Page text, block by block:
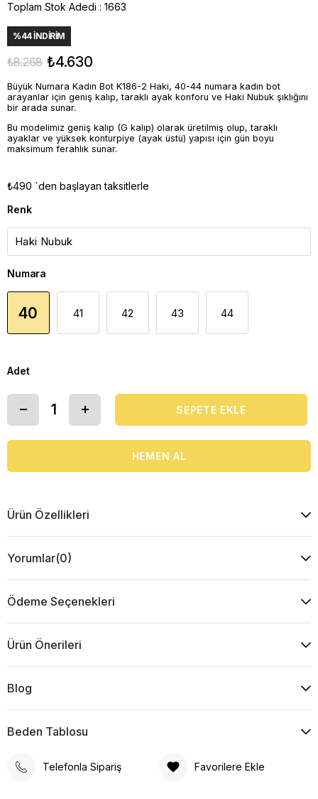
Toplam Stok Adedi : 1663
%44İNDIRIM
₺8.268 ₺4.630
Büyük Numara Kadın Bot K186-2 Haki, 40-44 numara kadın bot
arayanlar için geniş kalıp, taraklı ayak konforu ve Haki Nubuk şıklığını
bir arada sunar.
Bu modelimiz geniş kalıp (G kalıp) olarak üretilmiş olup, taraklı
ayaklar ve yüksek konturpiye (ayak üstü) yapısı için gün boyu
maksimum ferahlık sunar.
₺490 `den başlayan taksitlerle
Renk
Numara
40 41 42 43 44
Adet
Ürün Özellikleri
Yorumlar(0)
Ödeme Seçenekleri
Ürün Önerileri
Blog
Beden Tablosu
Telefonla Sipariş Favorilere Ekle